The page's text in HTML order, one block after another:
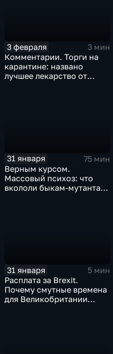
3 февраля
3 мин
Комментарии. Торги на
карантине: названо
лучшее лекарство от
31 января
75 мин
Верным курсом.
Массовый психоз: что
вкололи быкам-мутантам,
31 января
5 мин
Расплата за Brexit.
Почему смутные времена
для Великобритании